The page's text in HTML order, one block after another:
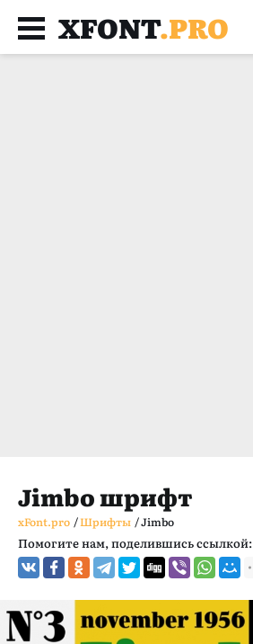
XFONT.PRO
Jimbo шрифт
xFont.pro /Шрифты /Jimbo
Помогите нам, поделившись ссылкой: